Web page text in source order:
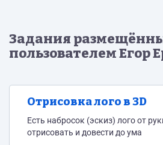
Задания
пользователем Егор
Отрисовка лого в 3D
Есть набросок (эскиз) лого от
отрисовать и довести до ума